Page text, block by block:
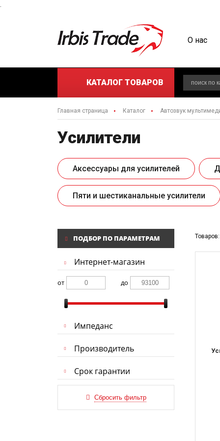
О нас
КАТАЛОГ ТОВАРОВ
Главная страница Каталог Автозвук
Усилители
Аксессуары для усилителей
Пяти и шестиканальные усилители
ПОДБОР ПО ПАРАМЕТРАМ
Интернет-магазин
от до
Импеданс
Производитель
Срок гарантии